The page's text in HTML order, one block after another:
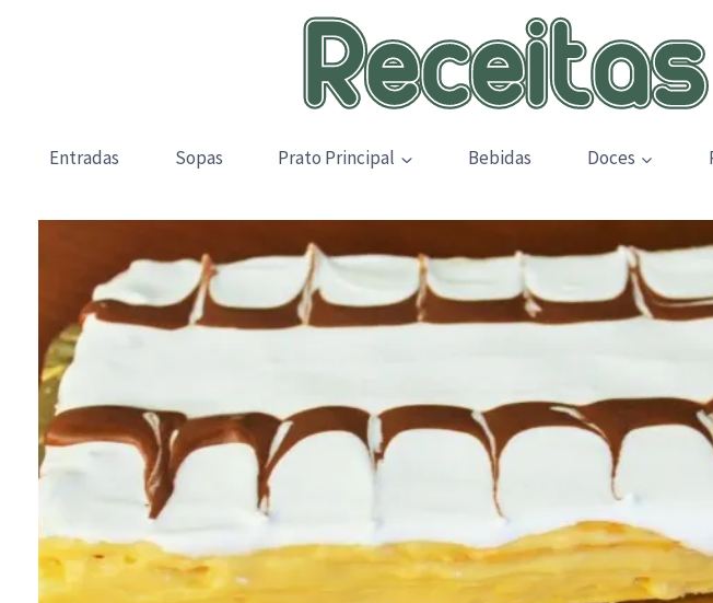
Entradas Sopas Prato Principal Bebidas Doces